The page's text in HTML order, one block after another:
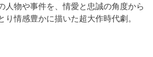
人物や事件を、情愛と忠誠の角度から
り情感豊かに描いた超大作時代劇。